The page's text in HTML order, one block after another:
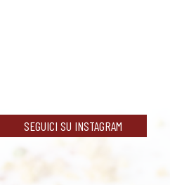
SEGUICI SU INSTAGRAM